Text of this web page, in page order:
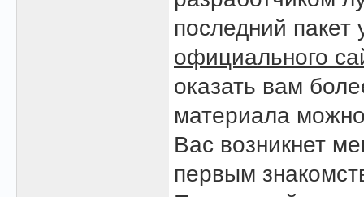
последний
официального
оказать вам
материала
Вас возникнет
первым